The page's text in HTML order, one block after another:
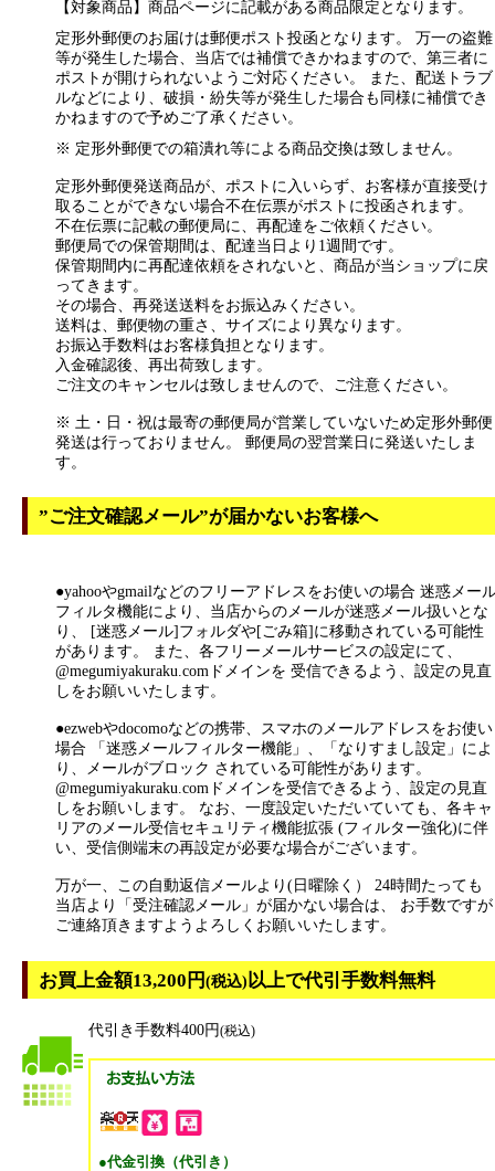
【対象商品】商品ページに記載がある商品限定となります。
定形外郵便のお届けは郵便ポスト投函となります。 万一の盗難
等が発生した場合、当店では補償できかねますので、第三者に
ポストが開けられないようご対応ください。 また、配送トラブ
ルなどにより、破損・紛失等が発生した場合も同様に補償でき
かねますので予めご了承ください。
※ 定形外郵便での箱潰れ等による商品交換は致しません。
定形外郵便発送商品が、ポストに入いらず、お客様が直接受け
取ることができない場合不在伝票がポストに投函されます。
不在伝票に記載の郵便局に、再配達をご依頼ください。
郵便局での保管期間は、配達当日より1週間です。
保管期間内に再配達依頼をされないと、商品が当ショップに戻
ってきます。
その場合、再発送送料をお振込みください。
送料は、郵便物の重さ、サイズにより異なります。
お振込手数料はお客様負担となります。
入金確認後、再出荷致します。
ご注文のキャンセルは致しませんので、ご注意ください。
※ 土・日・祝は最寄の郵便局が営業していないため定形外郵便
発送は行っておりません。 郵便局の翌営業日に発送いたしま
す。
”ご注文確認メール”が届かないお客様へ
●yahooやgmailなどのフリーアドレスをお使いの場合 迷惑メー
フィルタ機能により、当店からのメールが迷惑メール扱いとな
り、 [迷惑メール]フォルダや[ごみ箱]に移動されている可能性
があります。 また、各フリーメールサービスの設定にて、
@megumiyakuraku.comドメインを 受信できるよう、設定の見直
しをお願いいたします。
●ezwebやdocomoなどの携帯、スマホのメールアドレスをお使い
場合 「迷惑メールフィルター機能」、「なりすまし設定」によ
り、メールがブロック されている可能性があります。
@megumiyakuraku.comドメインを受信できるよう、設定の見直
しをお願いします。 なお、一度設定いただいていても、各キャ
リアのメール受信セキュリティ機能拡張 (フィルター強化)に伴
い、受信側端末の再設定が必要な場合がございます。
万が一、この自動返信メールより(日曜除く） 24時間たっても
当店より「受注確認メール」が届かない場合は、 お手数ですが
ご連絡頂きますようよろしくお願いいたします。
お買上金額13,200円(税込)以上で代引手数料無料
代引き手数料400円(税込)
●代金引換（代引き）